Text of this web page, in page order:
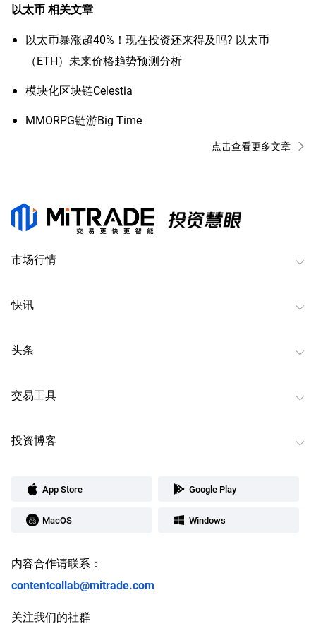
以太币相关文章
以太币暴涨超40%！现在投资还来得及吗? 以太币
（ETH）未来价格趋势预测分析
​模块化区块链Celestia
MMORPG链游Big Time
点击查看更多文章
市场行情
快讯
头条
交易工具
投资博客
App Store Google Play
MacOS Windows
内容合作请联系：
contentcollab@mitrade.com
关注我们的社群